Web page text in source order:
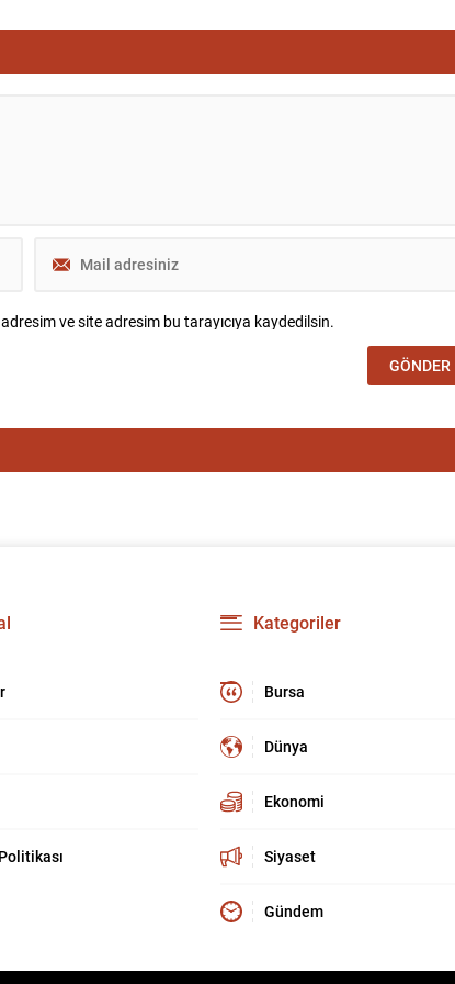
ve site adresim bu tarayıcıya kaydedilsin.
Kategoriler
Bursa
Dünya
Ekonomi
Siyaset
Gündem